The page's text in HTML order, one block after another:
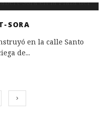
SORA
en la calle Santo
de...